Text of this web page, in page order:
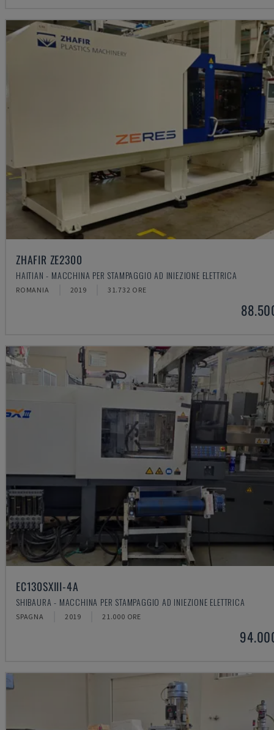
ZHAFIR ZE2300
HAITIAN - MACCHINA PER STAMPAGGIO AD INIEZIONE ELETTRICA
ROMANIA 2019 31.732 ORE
EC130SXIII-4A
SHIBAURA - MACCHINA PER STAMPAGGIO AD INIEZIONE ELETTRICA
SPAGNA 2019 21.000 ORE